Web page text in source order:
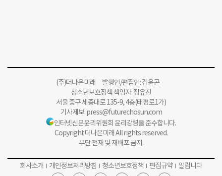
(주)더나은미래 발행인/편집인: 김윤곤
청소년보호정책 책임자: 정유진
서울 중구 세종대로 135-9, 4층(태평로1가)
기사제보:press@futurechosun.com
인터넷신문윤리위원회 윤리강령을 준수합니다.
Copyright 더나은미래 All rights reserved.
무단 전재 및 재배포 금지.
회사소개 개인정보처리방침 청소년보호정책 편집규약 알립니다